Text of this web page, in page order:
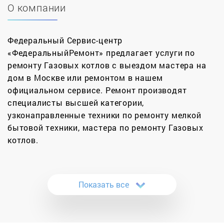
О компании
Федеральный Сервис-центр
«ФедеральныйРемонт» предлагает услуги по
ремонту Газовых котлов с выездом мастера на
дом в Москве или ремонтом в нашем
официальном сервисе. Ремонт производят
специалисты высшей категории,
узконаправленные техники по ремонту мелкой
бытовой техники, мастера по ремонту Газовых
котлов.
в Москве по доступным ценам? Воспользуйтесь
услугами нашего сервисного центра, и вы не
Показать все